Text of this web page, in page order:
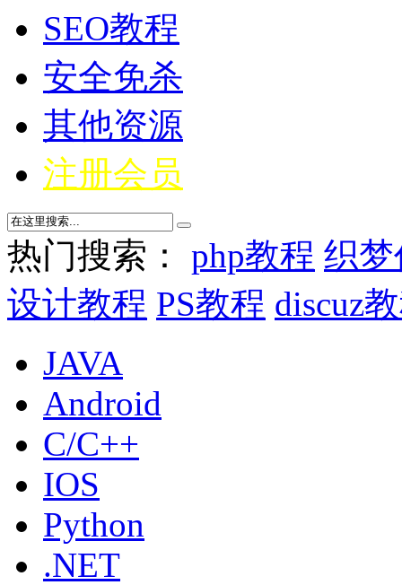
SEO教程
安全免杀
其他资源
注册会员
热门搜索： php教程 织
设计教程 PS教程 discuz
JAVA
Android
C/C++
IOS
Python
.NET